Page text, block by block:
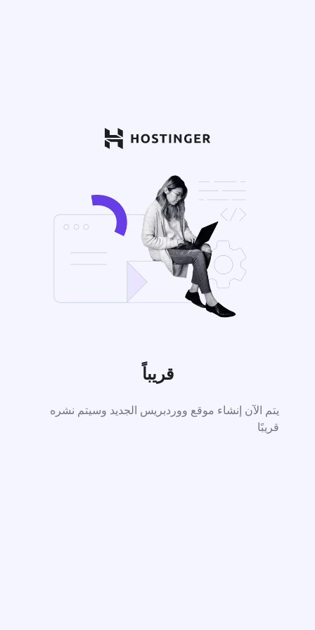
قريباً
يتم الآن إنشاء موقع ووردبريس الجديد وسيتم نشره
قريبًا